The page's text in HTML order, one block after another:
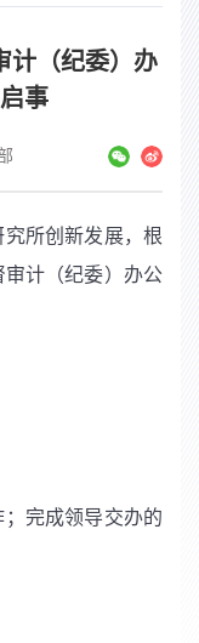
计（纪委）办
事
所创新发展，根
计（纪委）办公
完成领导交办的